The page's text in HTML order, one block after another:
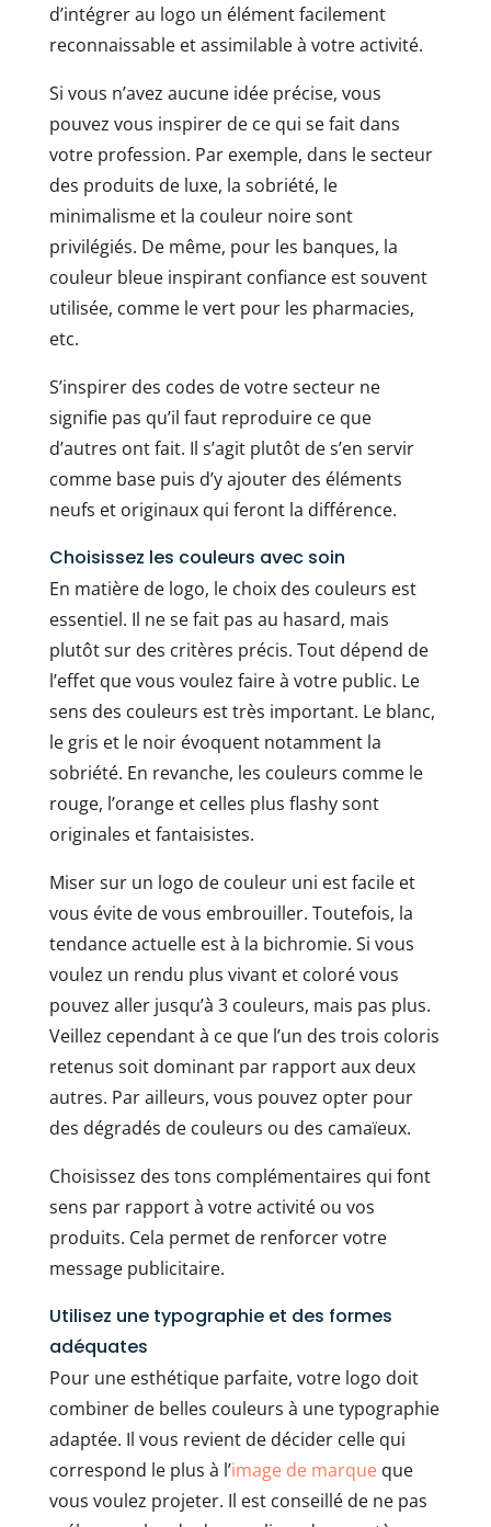
d’intégrer au logo un élément facilement
reconnaissable et assimilable à votre activité.
Si vous n’avez aucune idée précise, vous
pouvez vous inspirer de ce qui se fait dans
votre profession. Par exemple, dans le secteur
des produits de luxe, la sobriété, le
minimalisme et la couleur noire sont
privilégiés. De même, pour les banques, la
couleur bleue inspirant confiance est souvent
utilisée, comme le vert pour les pharmacies,
etc.
S’inspirer des codes de votre secteur ne
signifie pas qu’il faut reproduire ce que
d’autres ont fait. Il s’agit plutôt de s’en servir
comme base puis d’y ajouter des éléments
neufs et originaux qui feront la différence.
Choisissez les couleurs avec soin
En matière de logo, le choix des couleurs est
essentiel. Il ne se fait pas au hasard, mais
plutôt sur des critères précis. Tout dépend de
l’effet que vous voulez faire à votre public. Le
sens des couleurs est très important. Le blanc,
le gris et le noir évoquent notamment la
sobriété. En revanche, les couleurs comme le
rouge, l’orange et celles plus flashy sont
originales et fantaisistes.
Miser sur un logo de couleur uni est facile et
vous évite de vous embrouiller. Toutefois, la
tendance actuelle est à la bichromie. Si vous
voulez un rendu plus vivant et coloré vous
pouvez aller jusqu’à 3 couleurs, mais pas plus.
Veillez cependant à ce que l’un des trois coloris
retenus soit dominant par rapport aux deux
autres. Par ailleurs, vous pouvez opter pour
des dégradés de couleurs ou des camaïeux.
Choisissez des tons complémentaires qui font
sens par rapport à votre activité ou vos
produits. Cela permet de renforcer votre
message publicitaire.
Utilisez une typographie et des formes
adéquates
Pour une esthétique parfaite, votre logo doit
combiner de belles couleurs à une typographie
adaptée. Il vous revient de décider celle qui
correspond le plus à l’image de marqueque
vous voulez projeter. Il est conseillé de ne pas